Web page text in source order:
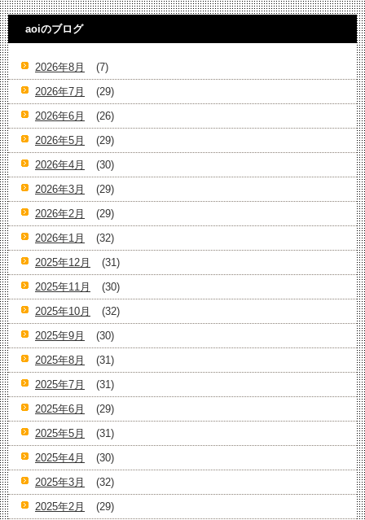
aoiのブログ
2026年8月
(7)
2026年7月
(29)
2026年6月
(26)
2026年5月
(29)
2026年4月
(30)
2026年3月
(29)
2026年2月
(29)
2026年1月
(32)
2025年12月
(31)
2025年11月
(30)
2025年10月
(32)
2025年9月
(30)
2025年8月
(31)
2025年7月
(31)
2025年6月
(29)
2025年5月
(31)
2025年4月
(30)
2025年3月
(32)
2025年2月
(29)